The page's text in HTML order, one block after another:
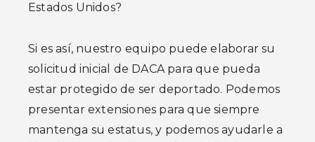
Estados Unidos?
Si es así, nuestro equipo puede elaborar su
solicitud inicial de DACA para que pueda
estar protegido de ser deportado. Podemos
presentar extensiones para que siempre
mantenga su estatus, y podemos ayudarle a